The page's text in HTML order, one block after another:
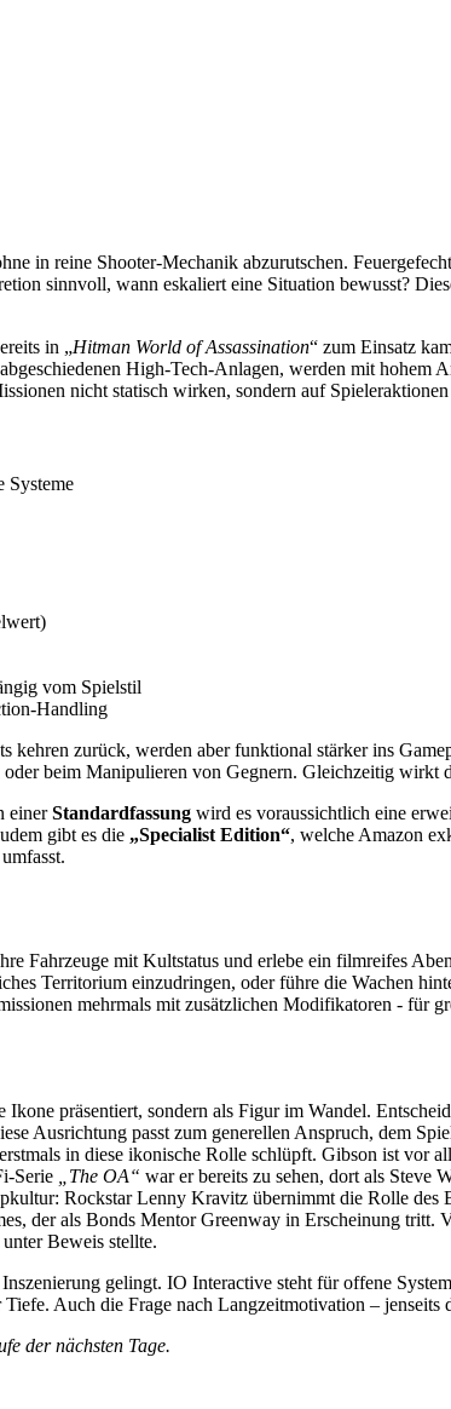
in reine Shooter-Mechanik abzurutschen.
sinnvoll, wann eskaliert eine Situation bewusst?
in „Hitman World of Assassination“ zum Einsatz
High-Tech-Anlagen, werden mit hohem
nicht statisch wirken, sondern auf Spieleraktionen
Systeme
vom Spielstil
Handling
kehren zurück, werden aber funktional stärker ins
beim Manipulieren von Gegnern. Gleichzeitig wirkt
einerStandardfassung wird es voraussichtlich eine
gibt es die „Specialist Edition“, welche Amazon
Fahrzeuge mit Kultstatus und erlebe ein filmreifes
Territorium einzudringen, oder führe die Wachen
mehrmals mit zusätzlichen Modifikatoren - für
präsentiert, sondern als Figur im Wandel.
Ausrichtung passt zum generellen Anspruch, dem
in diese ikonische Rolle schlüpft. Gibson ist vor
Serie
„The OA“ war er bereits zu sehen, dort als Steve
Rockstar Lenny Kravitz übernimmt die Rolle
der als Bonds Mentor Greenway in Erscheinung tritt.
Beweis stellte.
gelingt. IO Interactive steht für offene
Auch die Frage nach Langzeitmotivation –
der nächsten Tage.